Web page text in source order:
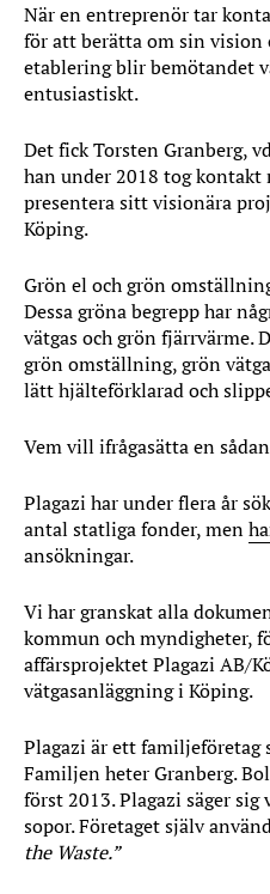
När en entreprenör tar
för att berätta om sin vision
etablering blir bemötandet
entusiastiskt.
Det fick Torsten Granberg,
han under 2018 tog
presentera sitt visionära
Köping.
Grön el och grön
Dessa gröna begrepp har
vätgas och grön fjärrvärme.
grön omställning, grön
lätt hjälteförklarad och
Vem vill ifrågasätta en
Plagazi har under flera år
antal statliga fonder, men
ansökningar.
Vi har granskat alla
kommun och myndigheter,
affärsprojektet Plagazi AB/
vätgasanläggning i Köping.
Plagazi är ett familjeföretag
Familjen heter Granberg.
först 2013. Plagazi säger
sopor. Företaget själv
the Waste.”